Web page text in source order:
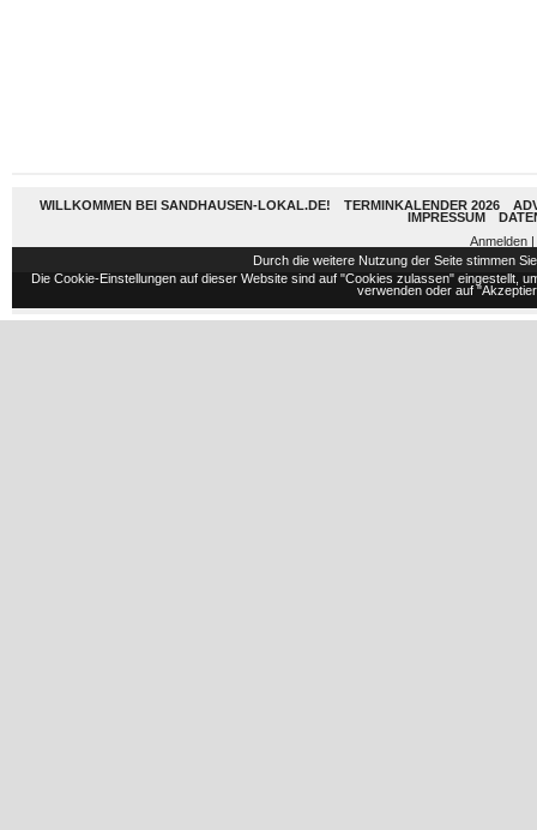
WILLKOMMEN BEI SANDHAUSEN-LOKAL.DE! TERMINKALENDER 2026
IMPRESSUM
Anmelden
Durch die weitere Nutzung der Seite stimmen
Die Cookie-Einstellungen auf dieser Website sind auf "Cookies zulassen" eingestellt,
verwenden oder auf